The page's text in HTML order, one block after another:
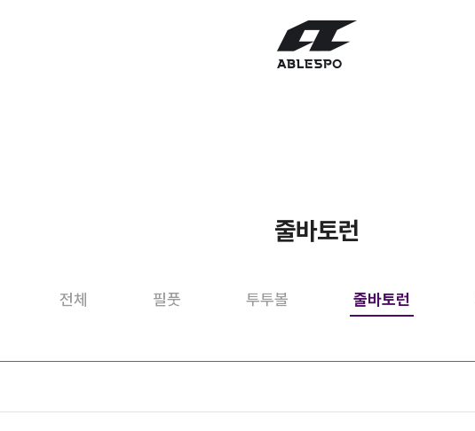
줄바토런
전체 필풋 투투볼 줄바토런